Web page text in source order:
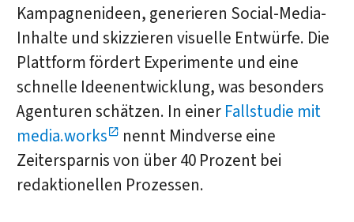
Kampagnenideen, generieren Social-Media-
Inhalte und skizzieren visuelle Entwürfe. Die
Plattform fördert Experimente und eine
schnelle Ideenentwicklung, was besonders
Agenturen schätzen. In einer Fallstudie mit
media.works
nennt Mindverse eine
Zeitersparnis von über 40 Prozent bei
redaktionellen Prozessen.